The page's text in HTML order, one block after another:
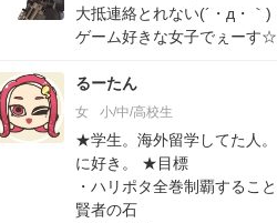
大抵連絡とれない(´・д・｀)
ゲーム好きな女子でぇーす☆
るーたん
女 小/中/高校生
★学生。海外留学してた人。
に好き。
★目標
・ハリポタ全巻制覇するこ
賢者の石